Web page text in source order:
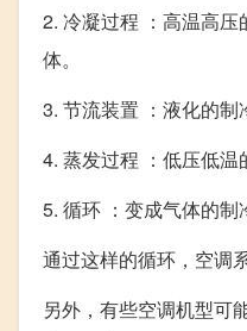
2. 冷凝过程 ：高温高
体。
3. 节流装置 ：液化的制
4. 蒸发过程 ：低压低温
5. 循环 ：变成气体的制
通过这样的循环，空调
另外，有些空调机型可